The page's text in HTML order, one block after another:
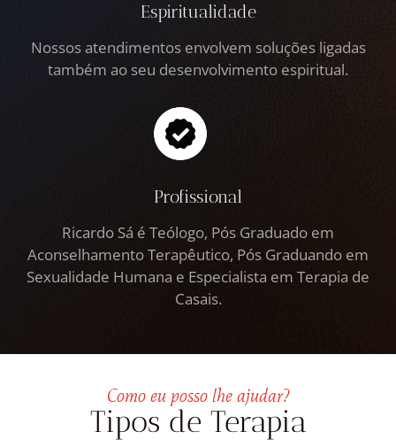
Espiritualidade
Nossos atendimentos envolvem soluções ligadas
também ao seu desenvolvimento espiritual.
Profissional
Ricardo Sá é Teólogo, Pós Graduado em
Aconselhamento Terapêutico, Pós Graduando em
Sexualidade Humana e Especialista em Terapia de
Casais.
Como eu posso lhe ajudar?
Tipos de Terapia